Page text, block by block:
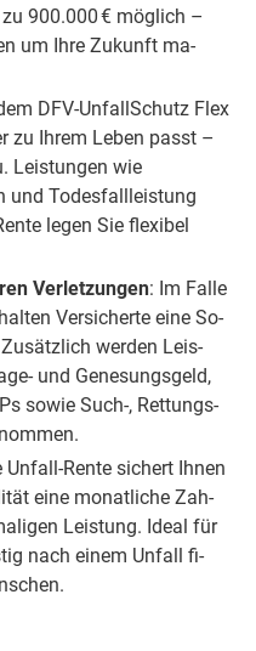
900.000 € mög­lich –
um Ihre Zu­kunft ma­
DFV-UnfallSchutz Flex
zu Ihrem Leben passt –
Leistungen wie
und Todesfallleistung
legen Sie flexibel
Ver­let­zun­gen: Im Falle
Ver­si­cher­te eine So­
wer­den Leis­
und Ge­ne­sungs­geld,
sowie Such-, Ret­tungs-
Un­fall-Ren­te si­chert Ih­nen
eine mo­nat­li­che Zah­
Leis­tung. Ide­al für
nach ei­nem Un­fall fi­